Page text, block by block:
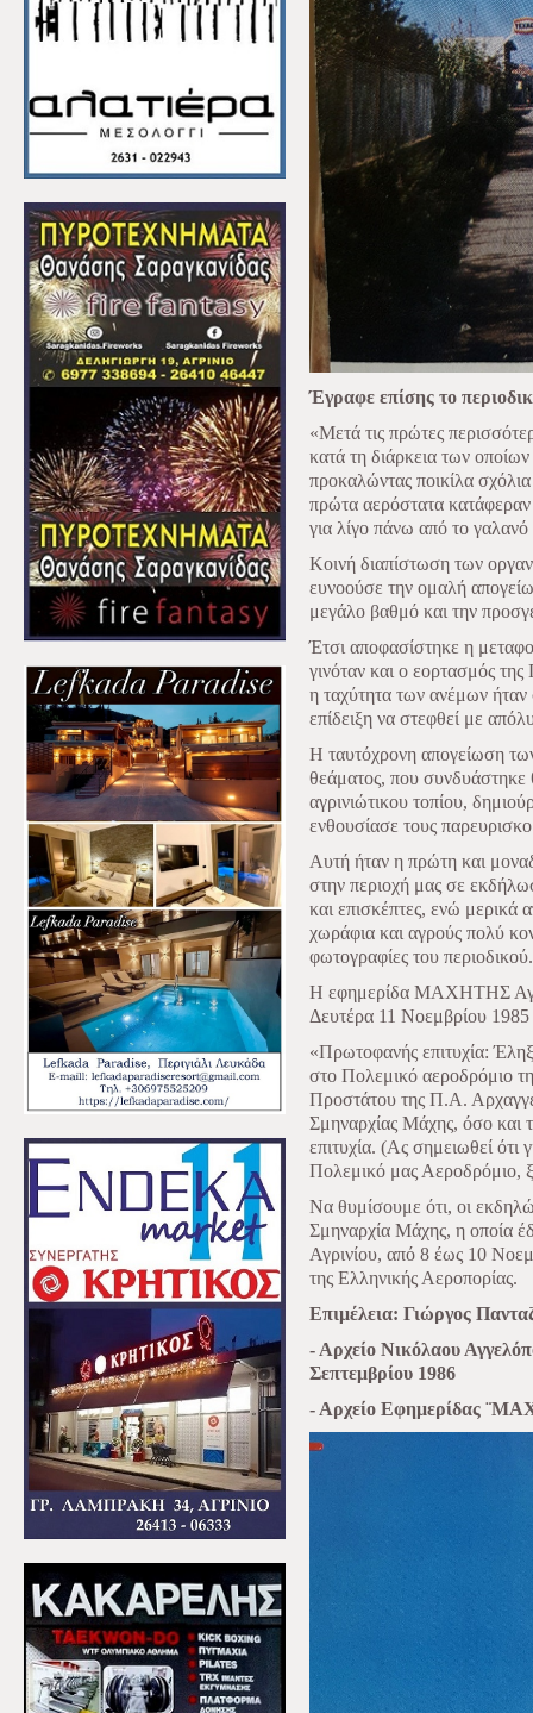
Έγραφε επίσης το
«Μετά τις πρώτες
κατά τη διάρκεια των
προκαλώντας ποικίλα
πρώτα αερόστατα
για λίγο πάνω από το γαλανό
Κοινή διαπίστωση των
ευνοούσε την ομαλή
μεγάλο βαθμό και την
Έτσι αποφασίστηκε η
γινόταν και ο εορτασμός
η ταχύτητα των ανέμων
επίδειξη να στεφθεί με
Η ταυτόχρονη απογείωση
θεάματος, που συνδυάστηκε
αγρινιώτικου τοπίου,
ενθουσίασε τους
Αυτή ήταν η πρώτη και
στην περιοχή μας σε
και επισκέπτες, ενώ μερικά
χωράφια και αγρούς πολύ
φωτογραφίες του περιοδικού.
Η εφημερίδα ΜΑΧΗΤΗΣ
Δευτέρα 11 Νοεμβρίου
«Πρωτοφανής επιτυχία:
στο Πολεμικό αεροδρόμιο
Προστάτου της Π.Α.
Σμηναρχίας Μάχης, όσο και
επιτυχία. (Ας σημειωθεί ότι
Πολεμικό μας Αεροδρόμιο,
Να θυμίσουμε ότι, οι
Σμηναρχία Μάχης, η οποία
Αγρινίου, από 8 έως 10
της Ελληνικής Αεροπορίας.
Επιμέλεια: Γιώργος
- Αρχείο Νικόλαου
Σεπτεμβρίου 1986
- Αρχείο Εφημερίδας